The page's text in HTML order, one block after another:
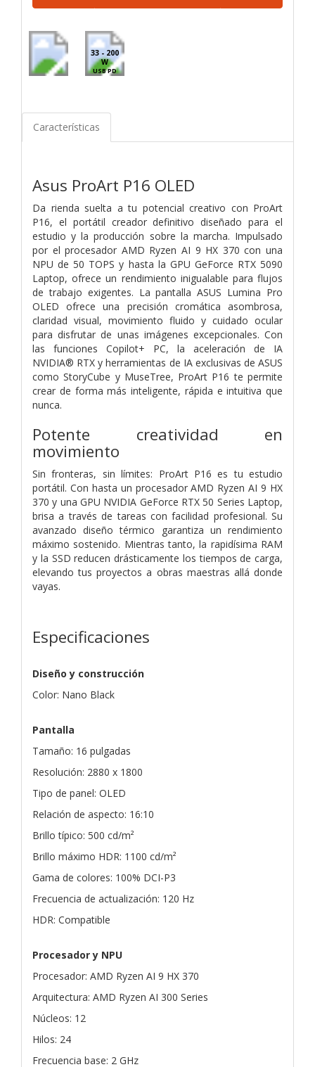
33 - 200
W
USB PD
Características
Asus ProArt P16 OLED
Da rienda suelta a tu potencial creativo con ProArt
P16, el portátil creador definitivo diseñado para el
estudio y la producción sobre la marcha. Impulsado
por el procesador AMD Ryzen AI 9 HX 370 con una
NPU de 50 TOPS y hasta la GPU GeForce RTX 5090
Laptop, ofrece un rendimiento inigualable para flujos
de trabajo exigentes. La pantalla ASUS Lumina Pro
OLED ofrece una precisión cromática asombrosa,
claridad visual, movimiento fluido y cuidado ocular
para disfrutar de unas imágenes excepcionales. Con
las funciones Copilot+ PC, la aceleración de IA
NVIDIA® RTX y herramientas de IA exclusivas de ASUS
como StoryCube y MuseTree, ProArt P16 te permite
crear de forma más inteligente, rápida e intuitiva que
nunca.
Potente creatividad en
movimiento
Sin fronteras, sin límites: ProArt P16 es tu estudio
portátil. Con hasta un procesador AMD Ryzen AI 9 HX
370 y una GPU NVIDIA GeForce RTX 50 Series Laptop,
brisa a través de tareas con facilidad profesional. Su
avanzado diseño térmico garantiza un rendimiento
máximo sostenido. Mientras tanto, la rapidísima RAM
y la SSD reducen drásticamente los tiempos de carga,
elevando tus proyectos a obras maestras allá donde
vayas.
Especificaciones
Diseño y construcción
Color: Nano Black
Pantalla
Tamaño: 16 pulgadas
Resolución: 2880 x 1800
Tipo de panel: OLED
Relación de aspecto: 16:10
Brillo típico: 500 cd/m²
Brillo máximo HDR: 1100 cd/m²
Gama de colores: 100% DCI-P3
Frecuencia de actualización: 120 Hz
HDR: Compatible
Procesador y NPU
Procesador: AMD Ryzen AI 9 HX 370
Arquitectura: AMD Ryzen AI 300 Series
Núcleos: 12
Hilos: 24
Frecuencia base: 2 GHz